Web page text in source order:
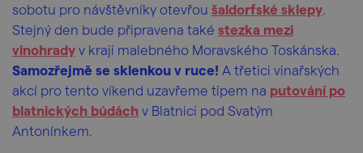
sobotu pro návštěvníky otevřou šaldorfské sklepy.
Stejný den bude připravena také stezka mezi
vinohrady v kraji malebného Moravského Toskánska.
Samozřejmě se sklenkou v ruce! A třetici vinařských
akcí pro tento víkend uzavřeme tipem na putování po
blatnických búdách v Blatnici pod Svatým
Antonínkem.